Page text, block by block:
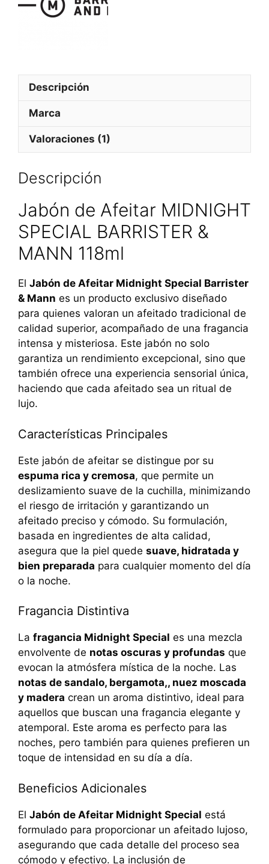
Descripción
Marca
Valoraciones (1)
Descripción
Jabón de Afeitar MIDNIGHT
SPECIAL BARRISTER &
MANN 118ml
El Jabón de Afeitar Midnight Special Barrister
& Mann es un producto exclusivo diseñado
para quienes valoran un afeitado tradicional de
calidad superior, acompañado de una fragancia
intensa y misteriosa. Este jabón no solo
garantiza un rendimiento excepcional, sino que
también ofrece una experiencia sensorial única,
haciendo que cada afeitado sea un ritual de
lujo.
Características Principales
Este jabón de afeitar se distingue por su
espuma rica y cremosa, que permite un
deslizamiento suave de la cuchilla, minimizando
el riesgo de irritación y garantizando un
afeitado preciso y cómodo. Su formulación,
basada en ingredientes de alta calidad,
asegura que la piel quede suave, hidratada y
bien preparada para cualquier momento del día
o la noche.
Fragancia Distintiva
La fragancia Midnight Special es una mezcla
envolvente de notas oscuras y profundas que
evocan la atmósfera mística de la noche. Las
notas de sandalo, bergamota,, nuez moscada
y madera crean un aroma distintivo, ideal para
aquellos que buscan una fragancia elegante y
atemporal. Este aroma es perfecto para las
noches, pero también para quienes prefieren un
toque de intensidad en su día a día.
Beneficios Adicionales
El Jabón de Afeitar Midnight Special está
formulado para proporcionar un afeitado lujoso,
asegurando que cada detalle del proceso sea
cómodo y efectivo. La inclusión de